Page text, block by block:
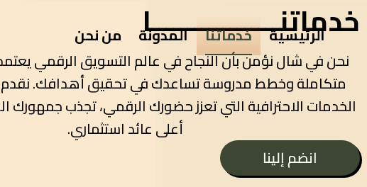
الرئيسية خدماتنا المدونة من نحن خدماتنــــــــــــــــــا
نحن في شال نؤمن بأن النجاح في عالم التسويق الرقمي
متكاملة وخطط مدروسة تساعدك في تحقيق أهدافك.
الخدمات الاحترافية التي تعزز حضورك الرقمي، تجذب
أعلى عائد استثماري.
انضم إلينا